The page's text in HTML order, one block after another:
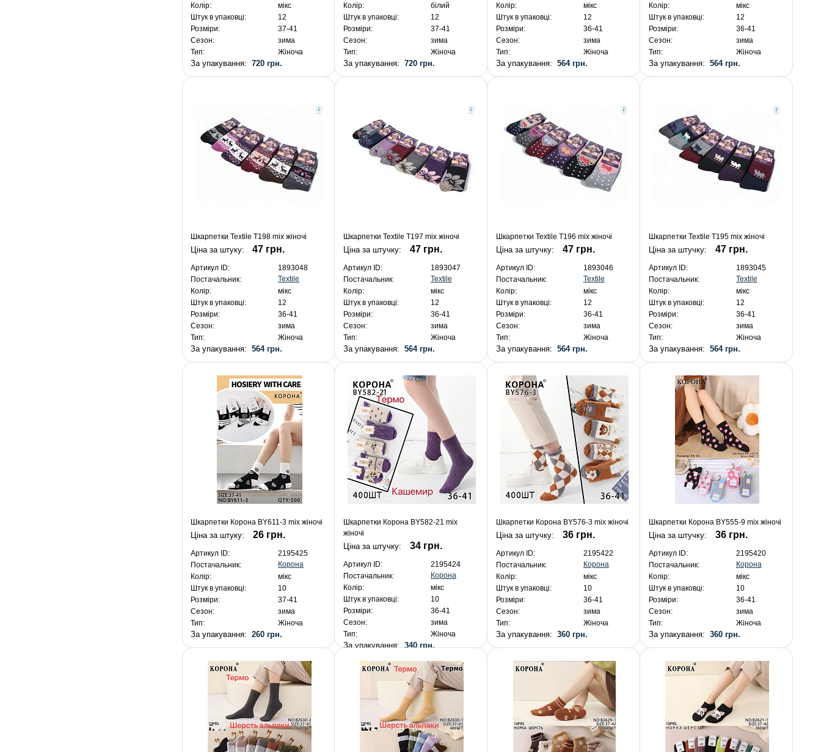
Колір:
мікс
Штук в упаковці:
12
Розміри:
37-41
Сезон:
зима
Тип:
Жіноча
За упакування:720 грн.
Колір:
білий
Штук в упаковці:
12
Розміри:
37-41
Сезон:
зима
Тип:
Жіноча
За упакування: 720 грн.
Колір:
мікс
Штук в упаковці:
12
Розміри:
36-41
Сезон:
зима
Тип:
Жіноча
За упакування: 564 грн.
Колір:
мікс
Штук в упаковці:
12
Розміри:
36-41
Сезон:
зима
Тип:
Жіноча
За упакування: 564 грн.
Шкарпетки Textile T198 mix жіночі
Ціна за штуку: 47 грн.
Артикул ID:
1893048
Постачальник:
Textile
Колір:
мікс
Штук в упаковці:
12
Розміри:
36-41
Сезон:
зима
Тип:
Жіноча
За упакування:564 грн.
Шкарпетки Textile T197 mix жіночі
Ціна за штучку: 47 грн.
Артикул ID:
1893047
Постачальник:
Textile
Колір:
мікс
Штук в упаковці:
12
Розміри:
36-41
Сезон:
зима
Тип:
Жіноча
За упакування: 564 грн.
Шкарпетки Textile T196 mix жіночі
Ціна за штучку: 47 грн.
Артикул ID:
1893046
Постачальник:
Textile
Колір:
мікс
Штук в упаковці:
12
Розміри:
36-41
Сезон:
зима
Тип:
Жіноча
За упакування: 564 грн.
Шкарпетки Textile T195 mix жіночі
Ціна за штучку: 47 грн.
Артикул ID:
1893045
Постачальник:
Textile
Колір:
мікс
Штук в упаковці:
12
Розміри:
36-41
Сезон:
зима
Тип:
Жіноча
За упакування: 564 грн.
Шкарпетки Корона BY611-3 mix жіночі
Ціна за штуку: 26 грн.
Артикул ID:
2195425
Постачальник:
Корона
Колір:
мікс
Штук в упаковці:
10
Розміри:
37-41
Сезон:
зима
Тип:
Жіноча
За упакування:260 грн.
Шкарпетки Корона BY582-21 mix
жіночі
Ціна за штучку: 34 грн.
Артикул ID:
2195424
Постачальник:
Корона
Колір:
мікс
Штук в упаковці:
10
Розміри:
36-41
Сезон:
зима
Тип:
Жіноча
За упакування: 340 грн.
Шкарпетки Корона BY576-3 mix жіночі
Ціна за штучку: 36 грн.
Артикул ID:
2195422
Постачальник:
Корона
Колір:
мікс
Штук в упаковці:
10
Розміри:
36-41
Сезон:
зима
Тип:
Жіноча
За упакування: 360 грн.
Шкарпетки Корона BY555-9 mix жіночі
Ціна за штучку: 36 грн.
Артикул ID:
2195420
Постачальник:
Корона
Колір:
мікс
Штук в упаковці:
10
Розміри:
36-41
Сезон:
зима
Тип:
Жіноча
За упакування: 360 грн.